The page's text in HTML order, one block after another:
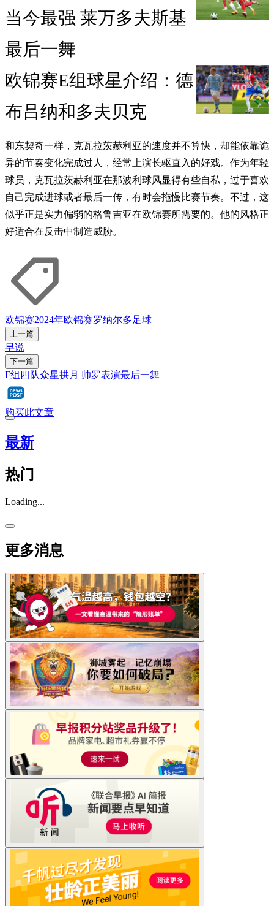
当今最强 莱万多夫斯基
最后一舞
欧锦赛E组球星介绍：德
布吕纳和多夫贝克
和东契奇一样，克瓦拉茨赫利亚的速度并不算快，却能依靠诡
异的节奏变化完成过人，经常上演长驱直入的好戏。作为年轻
球员，克瓦拉茨赫利亚在那波利球风显得有些自私，过于喜欢
自己完成进球或者最后一传，有时会拖慢比赛节奏。不过，这
似乎正是实力偏弱的格鲁吉亚在欧锦赛所需要的。他的风格正
好适合在反击中制造威胁。
欧锦赛2024年欧锦赛罗纳尔多足球
上一篇
早说
下一篇
F组四队众星拱月 帅罗表演最后一舞
购买此文章
最新
热门
Loading...
更多消息